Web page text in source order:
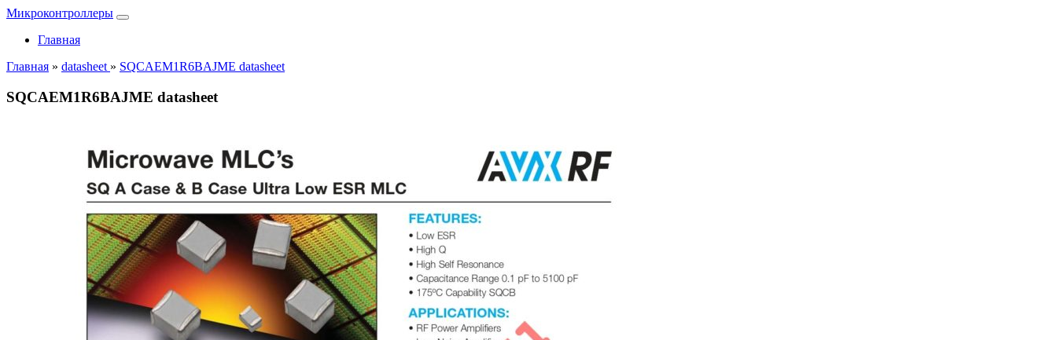
Микроконтроллеры
Главная
Главная » datasheet » SQCAEM1R6BAJME datasheet
SQCAEM1R6BAJME datasheet